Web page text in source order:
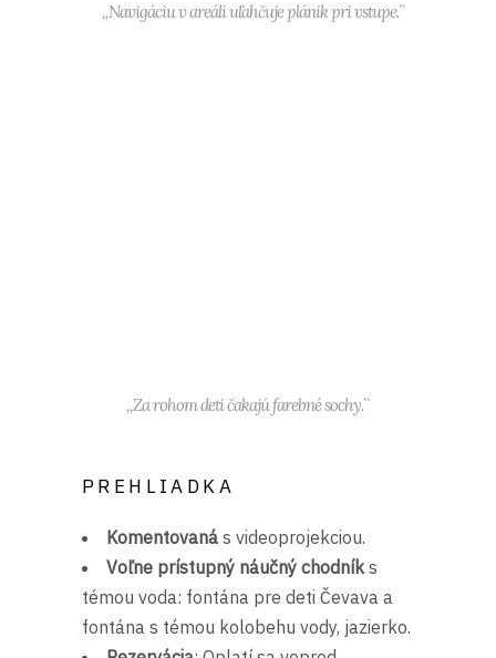
,,Navigáciu v areáli uľahčuje plánik pri vstupe.``
,,Za rohom deti čakajú farebné sochy.``
PREHLIADKA
Komentovaná s videoprojekciou.
Voľne prístupný náučný chodníks
témou voda: fontána pre deti Čevava a
fontána s témou kolobehu vody, jazierko.